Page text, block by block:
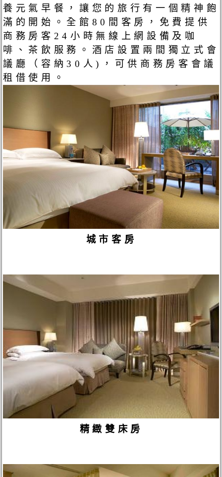
養元氣早餐，讓您的旅行有一個精神飽
滿的開始。全館80間客房，免費提供
商務房客24小時無線上網設備及咖
啡、茶飲服務。酒店設置兩間獨立式會
議廳（容納30人)，可供商務房客會議
租借使用。
城市客房
精緻雙床房